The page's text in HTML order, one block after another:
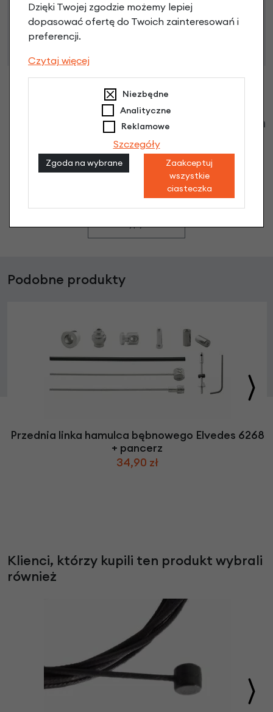
66 Kodeksu Cywilnego. Ostateczna decyzja o warunkach
i przyznaniu kredytu zostanie podjęta po ocenie
zdolności kredytowej.
Klienci zadali następujące pytania o ten
produkt
Nikt wcześniej niemiał pytań do tego produktu? A Ty o
co chcesz zapytać?
Podobne produkty
Przednia linka hamulca bębnowego Elvedes 6268
+ pancerz
34,90 zł
Klienci, którzy kupili ten produkt wybrali
również
Dzięki Twojej zgodzie możemy lepiej
dopasować ofertę do Twoich zainteresowań i
preferencji.
Czytaj więcej
Niezbędne
Analityczne
Reklamowe
Szczegóły
Zgoda na wybrane
Zaakceptuj
wszystkie
ciasteczka